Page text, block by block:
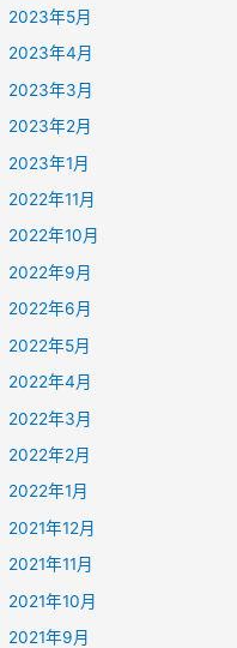
2023年5月
2023年4月
2023年3月
2023年2月
2023年1月
2022年11月
2022年10月
2022年9月
2022年6月
2022年5月
2022年4月
2022年3月
2022年2月
2022年1月
2021年12月
2021年11月
2021年10月
2021年9月